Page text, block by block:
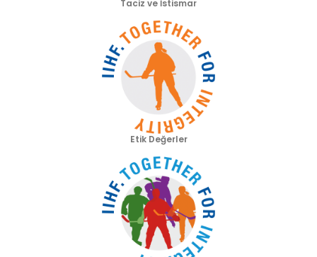
Taciz ve İstismar
Etik Değerler